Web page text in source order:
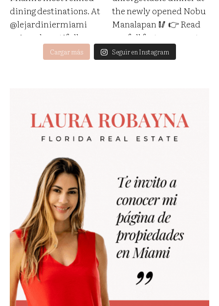
Cargar más Seguir en Instagram